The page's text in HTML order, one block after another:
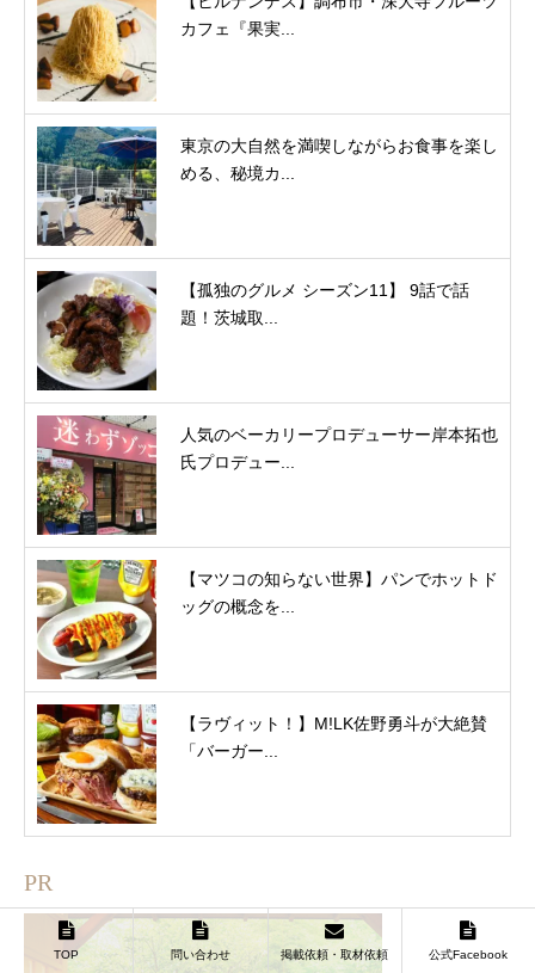
カフェ『果実...
東京の大自然を満喫しながらお食事を楽し
める、秘境カ...
【孤独のグルメ シーズン11】 9話で話
題！茨城取...
人気のベーカリープロデューサー岸本拓也
氏プロデュー...
【マツコの知らない世界】パンでホットド
ッグの概念を...
【ラヴィット！】M!LK佐野勇斗が大絶賛
「バーガー...
PR
TOP 問い合わせ 掲載依頼・取材依頼 公式Facebook